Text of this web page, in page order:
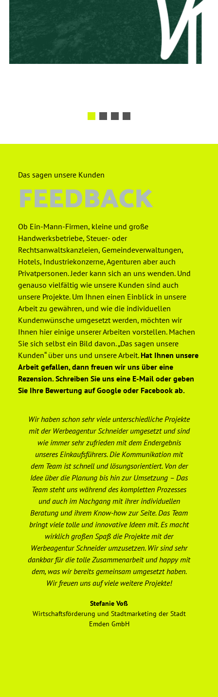
Das sagen unsere Kunden
FEEDBACK
Ob Ein-Mann-Firmen, kleine und große
Handwerksbetriebe, Steuer- oder
Rechtsanwaltskanzleien, Gemeindeverwaltungen,
Hotels, Industriekonzerne, Agenturen aber auch
Privatpersonen. Jeder kann sich an uns wenden. Und
genauso vielfältig wie unsere Kunden sind auch
unsere Projekte. Um Ihnen einen Einblick in unsere
Arbeit zu gewähren, und wie die individuellen
Kundenwünsche umgesetzt werden, möchten wir
Ihnen hier einige unserer Arbeiten vorstellen. Machen
Sie sich selbst ein Bild davon. „Das sagen unsere
Kunden“ über uns und unsere Arbeit. Hat Ihnen unsere
Arbeit gefallen, dann freuen wir uns über eine
Rezension. Schreiben Sie uns eine E-Mail oder geben
Sie Ihre Bewertung auf Google oder Facebook ab.
Wir haben schon sehr viele unterschiedliche Projekte
mit der Werbeagentur Schneider umgesetzt und sind
wie immer sehr zufrieden mit dem Endergebnis
unseres Einkaufsführers. Die Kommunikation mit
dem Team ist schnell und lösungsorientiert. Von der
Idee über die Planung bis hin zur Umsetzung – Das
Team steht uns während des kompletten Prozesses
und auch im Nachgang mit ihrer individuellen
Beratung und ihrem Know-how zur Seite. Das Team
bringt viele tolle und innovative Ideen mit. Es macht
wirklich großen Spaß die Projekte mit der
Werbeagentur Schneider umzusetzen. Wir sind sehr
dankbar für die tolle Zusammenarbeit und happy mit
dem, was wir bereits gemeinsam umgesetzt haben.
Wir freuen uns auf viele weitere Projekte!
Stefanie Voß
Wirtschaftsförderung und Stadtmarketing der Stadt
Emden GmbH